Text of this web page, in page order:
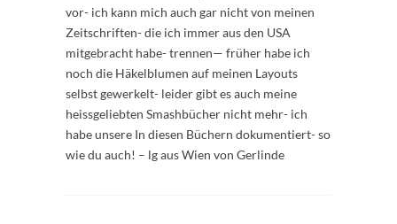
vor- ich kann mich auch gar nicht von meinen
Zeitschriften- die ich immer aus den USA
mitgebracht habe- trennen— früher habe ich
noch die Häkelblumen auf meinen Layouts
selbst gewerkelt- leider gibt es auch meine
heissgeliebten Smashbücher nicht mehr- ich
habe unsere In diesen Büchern dokumentiert- so
wie du auch! – lg aus Wien von Gerlinde